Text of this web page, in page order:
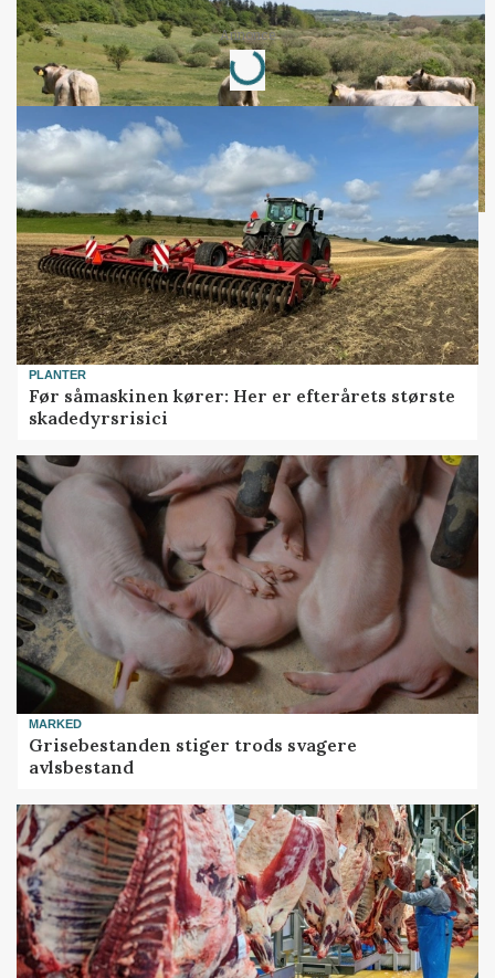
Annonce
Loading...
PLANTER
Før såmaskinen kører: Her er efterårets største
skadedyrsrisici
MARKED
Grisebestanden stiger trods svagere
avlsbestand